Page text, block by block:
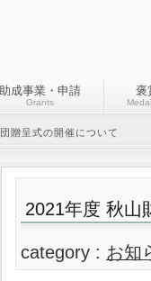
助成事業・申請
Grants
褒
贈呈式の開催について
2021年度 秋山
category : お知